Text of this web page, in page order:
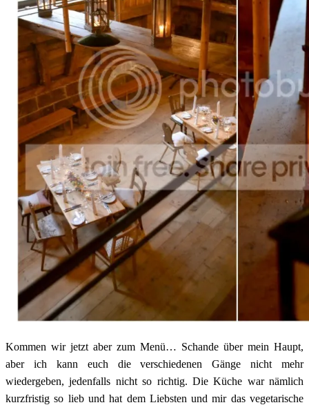
Kommen wir jetzt aber zum Menü… Schande über mein Haupt,
aber ich kann euch die verschiedenen Gänge nicht mehr
wiedergeben, jedenfalls nicht so richtig. Die Küche war nämlich
kurzfristig so lieb und hat dem Liebsten und mir das vegetarische